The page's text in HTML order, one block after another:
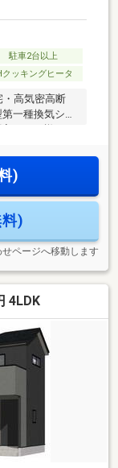
駐車2台以上
クッキングヒータ
・高気密高断
一種換気シス
住宅】■家事ラ
。家事をす
てチェックす
)
)
ページへ移動します
4LDK